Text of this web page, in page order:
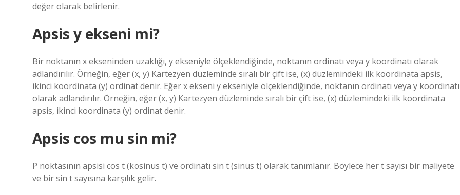
değer olarak belirlenir.
Apsis y ekseni mi?
Bir noktanın x ekseninden uzaklığı, y ekseniyle ölçeklendiğinde, noktanın ordinatı veya y koordinatı olarak
adlandırılır. Örneğin, eğer (x, y) Kartezyen düzleminde sıralı bir çift ise, (x) düzlemindeki ilk koordinata apsis,
ikinci koordinata (y) ordinat denir. Eğer x ekseni y ekseniyle ölçeklendiğinde, noktanın ordinatı veya y koordinatı
olarak adlandırılır. Örneğin, eğer (x, y) Kartezyen düzleminde sıralı bir çift ise, (x) düzlemindeki ilk koordinata
apsis, ikinci koordinata (y) ordinat denir.
Apsis cos mu sin mi?
P noktasının apsisi cos t (kosinüs t) ve ordinatı sin t (sinüs t) olarak tanımlanır. Böylece her t sayısı bir maliyete
ve bir sin t sayısına karşılık gelir.